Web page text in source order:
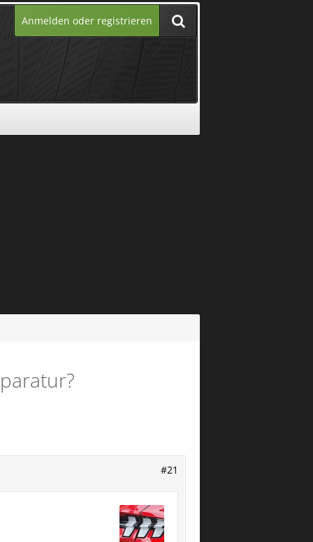
Anmelden oder registrieren
#21